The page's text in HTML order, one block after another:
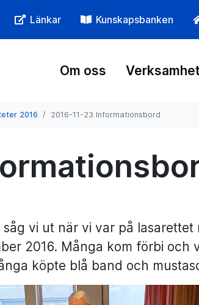
Länkar Kunskapsbanken
Om oss Verksamhet
2016 2016-11-23 Informationsbord
såg vi ut när vi var på
2016. Många kom förbi och
köpte blå band och